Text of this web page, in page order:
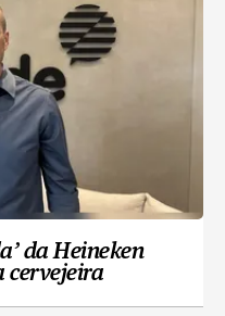
da Heineken
cervejeira